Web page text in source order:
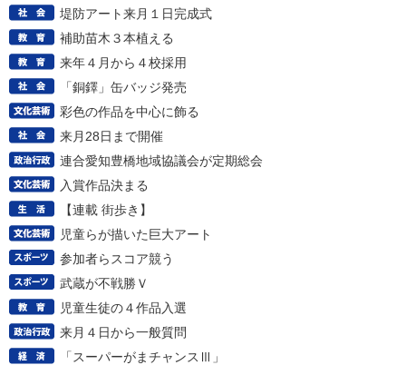
堤防アート来月１日完成式
補助苗木３本植える
来年４月から４校採用
「銅鐸」缶バッジ発売
彩色の作品を中心に飾る
来月28日まで開催
連合愛知豊橋地域協議会が定期総会
入賞作品決まる
【連載 街歩き】
児童らが描いた巨大アート
参加者らスコア競う
武蔵が不戦勝Ｖ
児童生徒の４作品入選
来月４日から一般質問
「スーパーがまチャンスⅢ」